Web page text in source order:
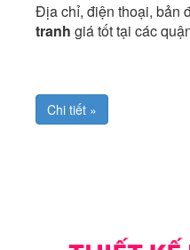
Địa chỉ, điện thoại, bản
tranh giá tốt tại các
Chi tiết »